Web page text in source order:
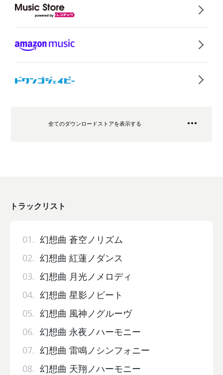
全てのダウンロードストアを表示する
トラックリスト
01. 幻想曲 蒼空ノリズム
02. 幻想曲 紅蓮ノダンス
03. 幻想曲 月光ノメロディ
04. 幻想曲 星影ノビート
05. 幻想曲 風神ノグルーヴ
06. 幻想曲 永夜ノハーモニー
07. 幻想曲 雷鳴ノシンフォニー
08. 幻想曲 天翔ノハーモニー